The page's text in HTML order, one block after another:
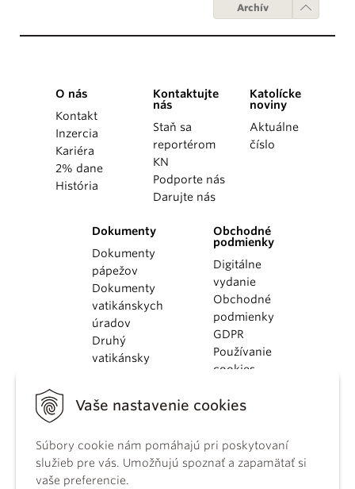
Vaše nastavenie cookies
Súbory cookie nám pomáhajú pri poskytovaní
služieb pre vás. Umožňujú spoznať a zapamätať si
vaše preferencie.
Archív
O nás
Kontakt
Inzercia
Kariéra
2% dane
História
Kontaktujte
nás
Staň sa
reportérom
KN
Podporte nás
Darujte nás
Katolícke
noviny
Aktuálne
číslo
Dokumenty
Dokumenty
pápežov
Dokumenty
vatikánskych
úradov
Druhý
vatikánsky
KBS
kánonického
práva
Katechizmus
Obchodné
podmienky
Digitálne
vydanie
Obchodné
podmienky
GDPR
Používanie
cookies